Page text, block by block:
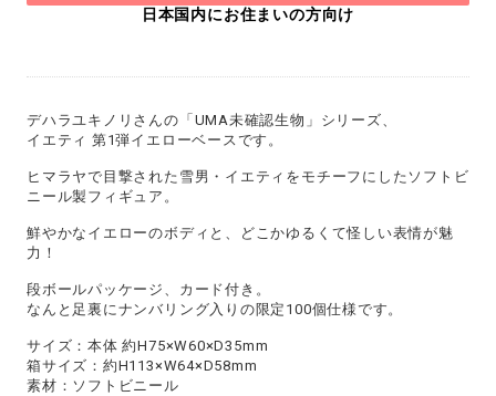
日本国内にお住まいの方向け
デハラユキノリさんの「UMA未確認生物」シリーズ、
イエティ 第1弾イエローベースです。
ヒマラヤで目撃された雪男・イエティをモチーフにしたソフトビ
ニール製フィギュア。
鮮やかなイエローのボディと、どこかゆるくて怪しい表情が魅
力！
段ボールパッケージ、カード付き。
なんと足裏にナンバリング入りの限定100個仕様です。
サイズ：本体 約H75×W60×D35mm
箱サイズ：約H113×W64×D58mm
素材：ソフトビニール